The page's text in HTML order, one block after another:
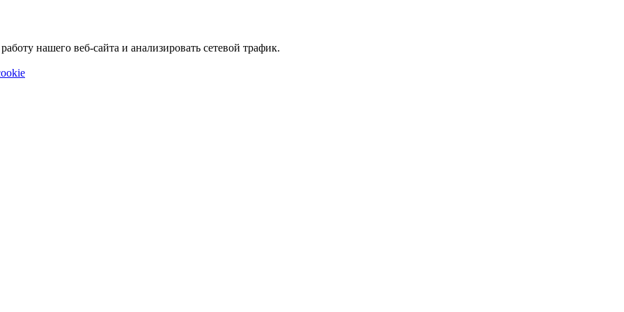
нашего веб-сайта и анализировать сетевой трафик.